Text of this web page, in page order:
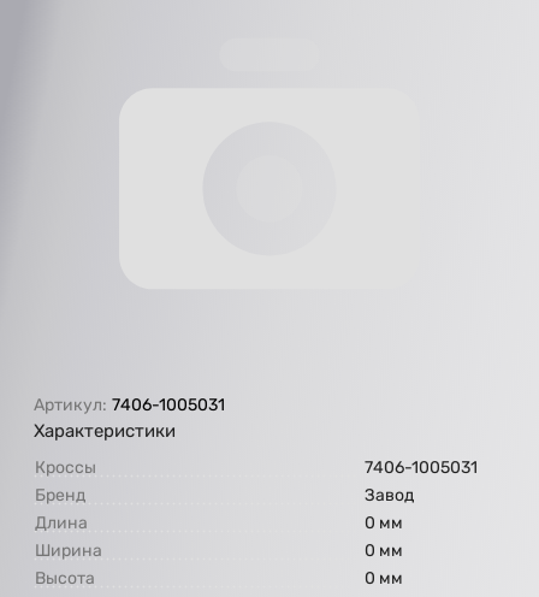
Артикул: 7406-1005031
Характеристики
Кроссы
7406-1005031
Бренд
Завод
Длина
0 мм
Ширина
0 мм
Высота
0 мм